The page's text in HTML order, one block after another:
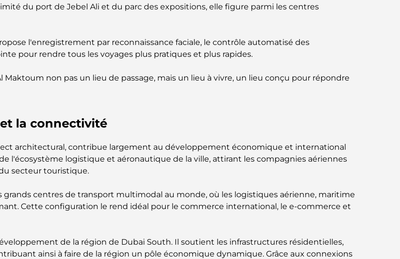
un voyage culinaire
Jumeirah : une balade placée sous le signe
du luxe et des panoramas.
Meilleurs quartiers où vivre en famille à
Dubaï : découvrez les meilleures options
Que faire dans le centre-ville de Dubaï :
votre guide ultime
mémorable
du port de Jebel Ali et du parc des expositions, elle figure parmi les centres
l'enregistrement par reconnaissance faciale, le contrôle automatisé des
pour rendre tous les voyages plus pratiques et plus rapides.
non pas un lieu de passage, mais un lieu à vivre, un lieu conçu pour répondre
la connectivité
architectural, contribue largement au développement économique et international
l'écosystème logistique et aéronautique de la ville, attirant les compagnies aériennes
secteur touristique.
grands centres de transport multimodal au monde, où les logistiques aérienne, maritime
Cette configuration le rend idéal pour le commerce international, le e-commerce et
de la région de Dubai South. Il soutient les infrastructures résidentielles,
ainsi à faire de la région un pôle économique dynamique. Grâce aux connexions